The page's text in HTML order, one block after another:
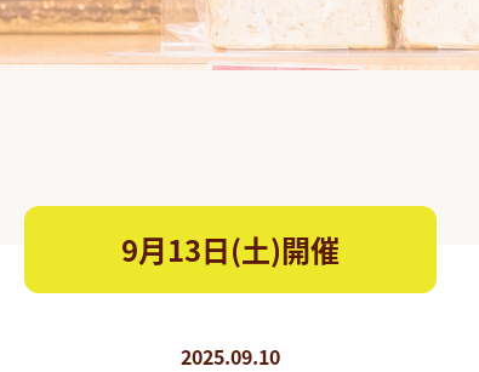
9月13日(土)開催
2025.09.10